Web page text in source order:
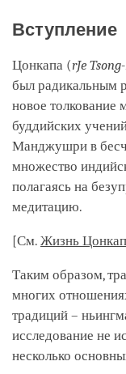
Вступление
Цонкапа (rJe
был радикальным
новое
буддийских
Манджушри в
множество
полагаясь на
медитацию.
[См. Жизнь
Таким образом,
многих
традиций –
исследование не
несколько